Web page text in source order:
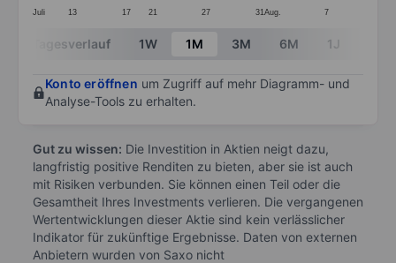
Juli 13 17 21 27 31 Aug. 7
End of interactive chart.
Tagesverlauf 1W 1M 3M 6M 1J
Konto eröffnen um Zugriff auf mehr Diagramm- und
Analyse-Tools zu erhalten.
Gut zu wissen: Die Investition in Aktien neigt dazu,
langfristig positive Renditen zu bieten, aber sie ist auch
mit Risiken verbunden. Sie können einen Teil oder die
Gesamtheit Ihres Investments verlieren. Die vergangenen
Wertentwicklungen dieser Aktie sind kein verlässlicher
Indikator für zukünftige Ergebnisse. Daten von externen
Anbietern wurden von Saxo nicht